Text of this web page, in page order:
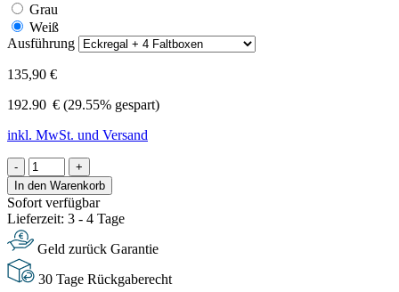
Grau
Weiß
Ausführung
135,90 €
192.90 € (29.55% gespart)
inkl. MwSt. und Versand
-
+
In den Warenkorb
Sofort verfügbar
Lieferzeit: 3 - 4 Tage
Geld zurück Garantie
30 Tage Rückgaberecht